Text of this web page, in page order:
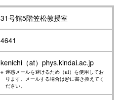
31号館5階笠松教授室
4641
kenichi（at）phys.kindai.ac.jp
迷惑メールを避けるため（at）を使用してお
ります。メールする場合は@に書き換えてく
ださい。